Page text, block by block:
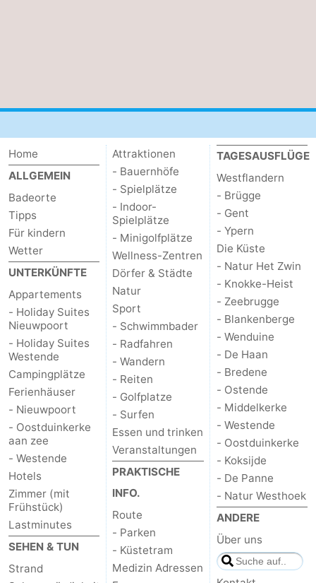
Frühstück)
Strand
&
tun
-
Museen
-
Aussichtspunkte
Attraktionen
-
Bauernhöfe
-
Spielplätze
-
Indoor-
Spielplätze
-
Minigolfplätze
Wellness-
Zentren
Dörfer
&
Städte
Natur
Sport
Home
ALLGEMEIN
Badeorte
Tipps
Für kindern
Wetter
UNTERKÜNFTE
Appartements
- Holiday Suites
Nieuwpoort
- Holiday Suites
Westende
Campingplätze
Ferienhäuser
- Nieuwpoort
- Oostduinkerke
aan zee
- Westende
Hotels
Zimmer (mit
Frühstück)
Lastminutes
SEHEN & TUN
Strand
Attraktionen
- Bauernhöfe
- Spielplätze
- Indoor-
Spielplätze
- Minigolfplätze
Wellness-Zentren
Dörfer & Städte
Natur
Sport
- Schwimmbader
- Radfahren
- Wandern
- Reiten
- Golfplatze
- Surfen
Essen und trinken
Veranstaltungen
PRAKTISCHE
INFO.
Route
- Parken
- Küstetram
Medizin Adressen
TAGESAUSFLÜGE
Westflandern
- Brügge
- Gent
- Ypern
Die Küste
- Natur Het Zwin
- Knokke-Heist
- Zeebrugge
- Blankenberge
- Wenduine
- De Haan
- Bredene
- Ostende
- Middelkerke
- Westende
- Oostduinkerke
- Koksijde
- De Panne
- Natur Westhoek
ANDERE
Über uns